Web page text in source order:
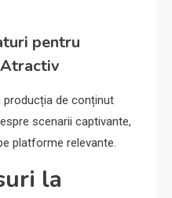
pentru
producția de conținut
scenarii captivante,
platforme relevante.
la